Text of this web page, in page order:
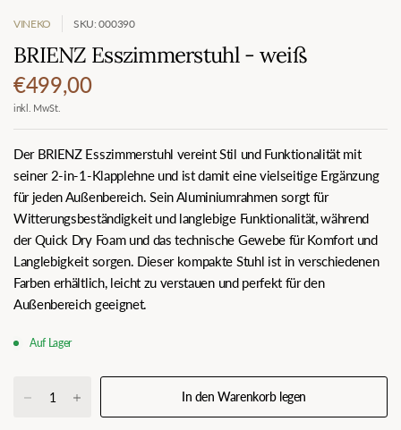
VINEKO SKU: 000390
BRIENZ Esszimmerstuhl - weiß
€499,00
inkl. MwSt.
Der BRIENZ Esszimmerstuhl vereint Stil und Funktionalität mit
seiner 2-in-1-Klapplehne und ist damit eine vielseitige Ergänzung
für jeden Außenbereich. Sein Aluminiumrahmen sorgt für
Witterungsbeständigkeit und langlebige Funktionalität, während
der Quick Dry Foam und das technische Gewebe für Komfort und
Langlebigkeit sorgen. Dieser kompakte Stuhl ist in verschiedenen
Farben erhältlich, leicht zu verstauen und perfekt für den
Außenbereich geeignet.
Auf Lager
In den Warenkorb legen